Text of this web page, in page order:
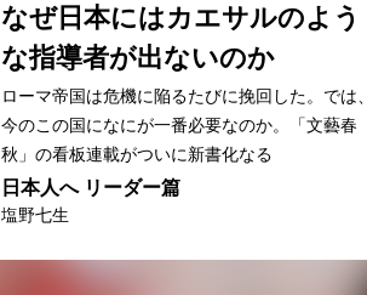
なぜ日本にはカエサルのよう
な指導者が出ないのか
ローマ帝国は危機に陥るたびに挽回した。では、
今のこの国になにが一番必要なのか。「文藝春
秋」の看板連載がついに新書化なる
日本人へ リーダー篇
塩野七生